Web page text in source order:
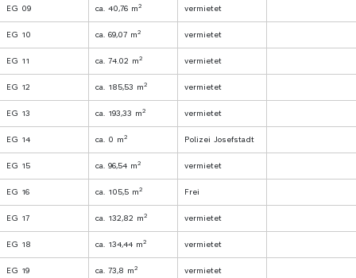
EG 09 ca. 40,76 m2 vermietet
EG 10 ca. 69,07 m2 vermietet
EG 11 ca. 74.02 m2 vermietet
EG 12 ca. 185,53 m2 vermietet
EG 13 ca. 193,33 m2 vermietet
EG 14 ca. 0 m2 Polizei Josefstadt
EG 15 ca. 96,54 m2 vermietet
EG 16 ca. 105,5 m2 Frei
EG 17 ca. 132,82 m2 vermietet
EG 18 ca. 134,44 m2 vermietet
EG 19 ca. 73,8 m2 vermietet